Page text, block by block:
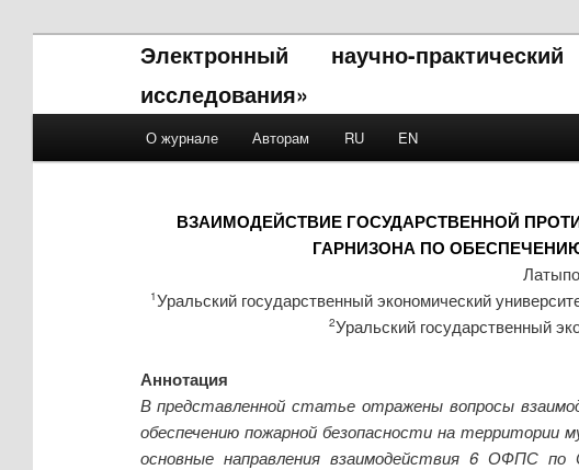
Электронный научно-
исследования»
Skip to primary content
Skip to secondary content
О журнале Авторам RU EN
ВЗАИМОДЕЙСТВИЕ ГОСУДАРСТВЕННОЙ
ГАРНИЗОНА ПО
1Уральский государственный экономический
2Уральский государственный
Аннотация
В представленной статье отражены вопросы
обеспечению пожарной безопасности на территории
основные направления взаимодействия 6 ОФПС по